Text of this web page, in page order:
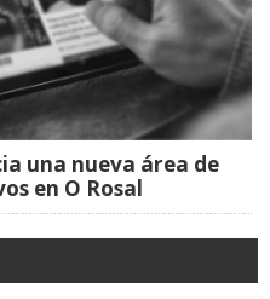
una nueva área de
en O Rosal